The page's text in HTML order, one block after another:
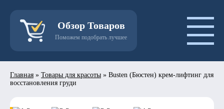
Обзор Товаров
Поможем подобрать лучшее
Главная » Товары для красоты » Busten (Бюстен) крем-лифтинг для
восстановления груди